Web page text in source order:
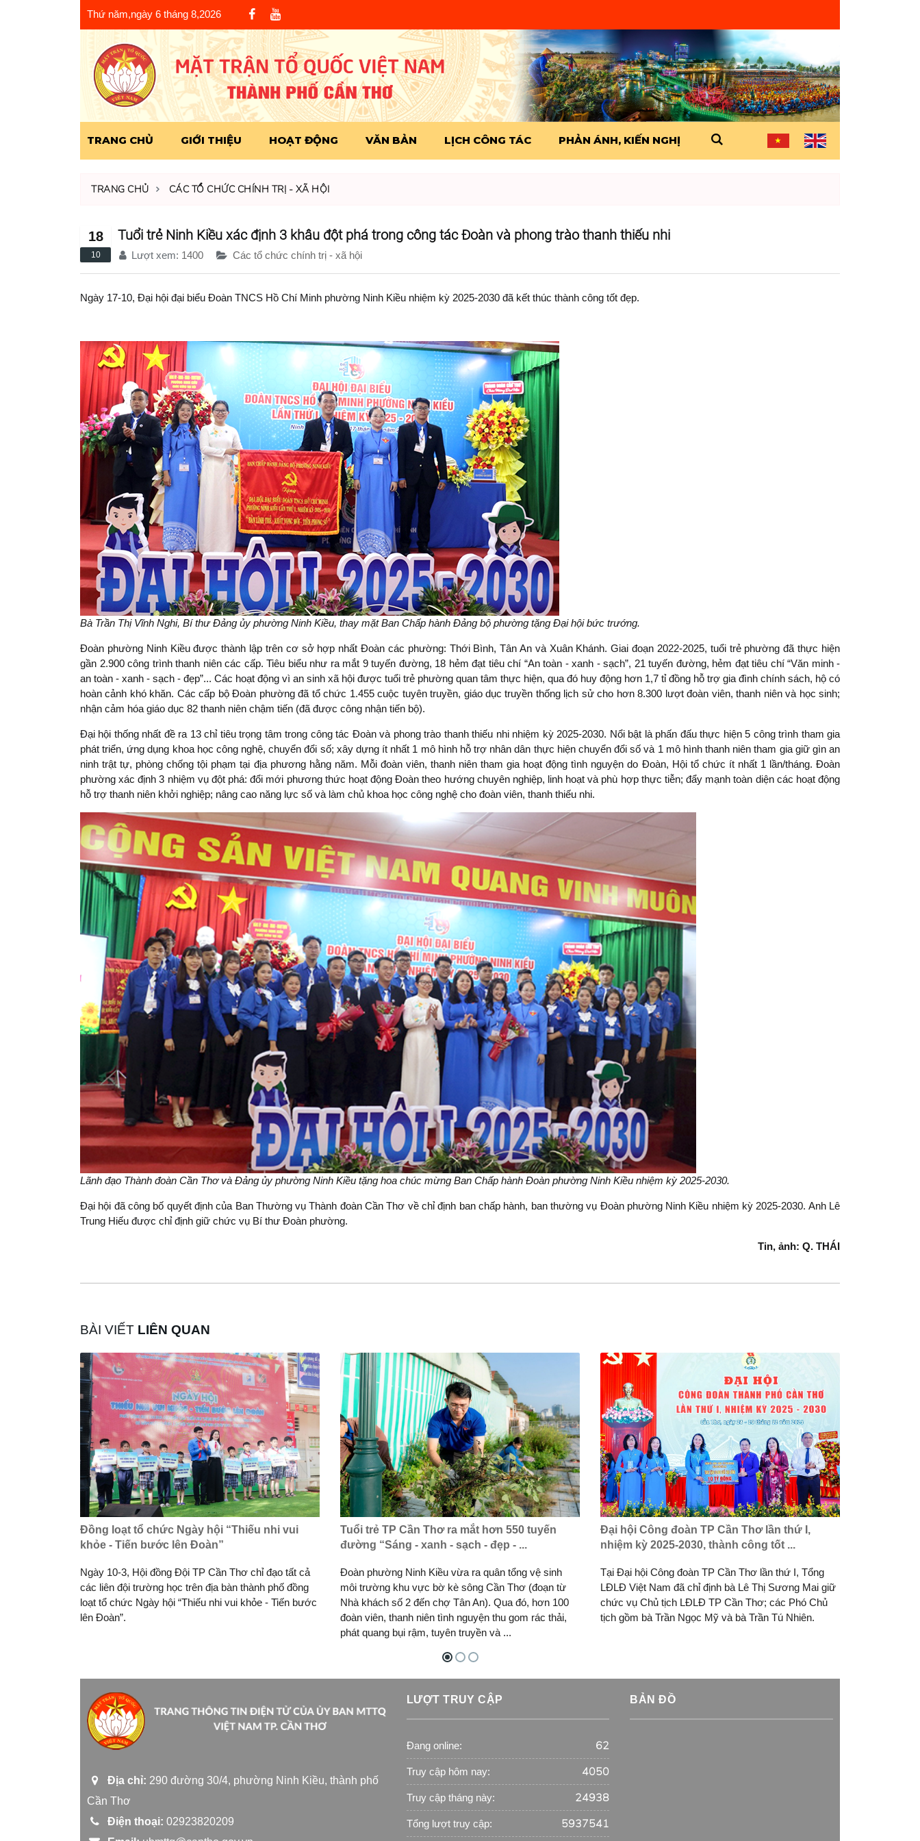
Thứ năm,ngày 6 tháng 8,2026
TRANG CHỦ GIỚI THIỆU HOẠT ĐỘNG VĂN BẢN LỊCH CÔNG TÁC PHẢN ÁNH, KIẾN NGHỊ
TRANG CHỦ CÁC TỔ CHỨC CHÍNH TRỊ - XÃ HỘI
18
10
Tuổi trẻ Ninh Kiều xác định 3 khâu đột phá trong công tác Đoàn và phong trào thanh thiếu nhi
Lượt xem: 1400 Các tổ chức chính trị - xã hội
Ngày 17-10, Đại hội đại biểu Đoàn TNCS Hồ Chí Minh phường Ninh Kiều nhiệm kỳ 2025-2030 đã kết thúc thành công tốt đẹp.
Bà Trần Thị Vĩnh Nghi, Bí thư Đảng ủy phường Ninh Kiều, thay mặt Ban Chấp hành Đảng bộ phường tặng Đại hội bức trướng.
Đoàn phường Ninh Kiều được thành lập trên cơ sở hợp nhất Đoàn các phường: Thới Bình, Tân An và Xuân Khánh. Giai đoạn 2022-2025, tuổi trẻ phường đã thực hiện
gần 2.900 công trình thanh niên các cấp. Tiêu biểu như ra mắt 9 tuyến đường, 18 hẻm đạt tiêu chí “An toàn - xanh - sạch”, 21 tuyến đường, hẻm đạt tiêu chí “Văn minh -
an toàn - xanh - sạch - đẹp”... Các hoạt động vì an sinh xã hội được tuổi trẻ phường quan tâm thực hiện, qua đó huy động hơn 1,7 tỉ đồng hỗ trợ gia đình chính sách, hộ có
hoàn cảnh khó khăn. Các cấp bộ Đoàn phường đã tổ chức 1.455 cuộc tuyên truyền, giáo dục truyền thống lịch sử cho hơn 8.300 lượt đoàn viên, thanh niên và học sinh;
nhận cảm hóa giáo dục 82 thanh niên chậm tiến (đã được công nhận tiến bộ).
Đại hội thống nhất đề ra 13 chỉ tiêu trọng tâm trong công tác Đoàn và phong trào thanh thiếu nhi nhiệm kỳ 2025-2030. Nổi bật là phấn đấu thực hiện 5 công trình tham gia
phát triển, ứng dụng khoa học công nghệ, chuyển đổi số; xây dựng ít nhất 1 mô hình hỗ trợ nhân dân thực hiện chuyển đổi số và 1 mô hình thanh niên tham gia giữ gìn an
ninh trật tự, phòng chống tội phạm tại địa phương hằng năm. Mỗi đoàn viên, thanh niên tham gia hoạt động tình nguyện do Đoàn, Hội tổ chức ít nhất 1 lần/tháng. Đoàn
phường xác định 3 nhiệm vụ đột phá: đổi mới phương thức hoạt động Đoàn theo hướng chuyên nghiệp, linh hoạt và phù hợp thực tiễn; đẩy mạnh toàn diện các hoạt động
hỗ trợ thanh niên khởi nghiệp; nâng cao năng lực số và làm chủ khoa học công nghệ cho đoàn viên, thanh thiếu nhi.
Lãnh đạo Thành đoàn Cần Thơ và Đảng ủy phường Ninh Kiều tặng hoa chúc mừng Ban Chấp hành Đoàn phường Ninh Kiều nhiệm kỳ 2025-2030.
Đại hội đã công bố quyết định của Ban Thường vụ Thành đoàn Cần Thơ về chỉ định ban chấp hành, ban thường vụ Đoàn phường Ninh Kiều nhiệm kỳ 2025-2030. Anh Lê
Trung Hiếu được chỉ định giữ chức vụ Bí thư Đoàn phường.
Tin, ảnh: Q. THÁI
BÀI VIẾT LIÊN QUAN
Đồng loạt tổ chức Ngày hội “Thiếu nhi vui
khỏe - Tiến bước lên Đoàn”
Ngày 10-3, Hội đồng Đội TP Cần Thơ chỉ đạo tất cả
các liên đội trường học trên địa bàn thành phố đồng
loạt tổ chức Ngày hội “Thiếu nhi vui khỏe - Tiến bước
lên Đoàn”.
Tuổi trẻ TP Cần Thơ ra mắt hơn 550 tuyến
đường “Sáng - xanh - sạch - đẹp - ...
Đoàn phường Ninh Kiều vừa ra quân tổng vệ sinh
môi trường khu vực bờ kè sông Cần Thơ (đoạn từ
Nhà khách số 2 đến chợ Tân An). Qua đó, hơn 100
đoàn viên, thanh niên tình nguyện thu gom rác thải,
phát quang bụi rậm, tuyên truyền và ...
Đại hội Công đoàn TP Cần Thơ lần thứ I,
nhiệm kỳ 2025-2030, thành công tốt ...
Tại Đại hội Công đoàn TP Cần Thơ lần thứ I, Tổng
LĐLĐ Việt Nam đã chỉ định bà Lê Thị Sương Mai giữ
chức vụ Chủ tịch LĐLĐ TP Cần Thơ; các Phó Chủ
tịch gồm bà Trần Ngọc Mỹ và bà Trần Tú Nhiên.
Địa chỉ: 290 đường 30/4, phường Ninh Kiều, thành phố
Cần Thơ
Điện thoại: 02923820209
LƯỢT TRUY CẬP
Đang online: 62
Truy cập hôm nay: 4050
Truy cập tháng này: 24938
Tổng lượt truy cập: 5937541
BẢN ĐỒ